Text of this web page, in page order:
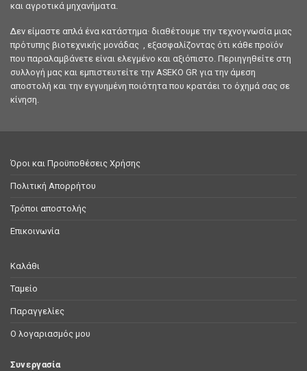
και αγροτικά μηχανήματα.
Δεν είμαστε απλά ένα κατάστημα· διαθέτουμε την τεχνογνωσία μιας
πρότυπης βιοτεχνικής μονάδας , εξασφαλίζοντας ότι κάθε προϊόν
που παραλαμβάνετε είναι ελεγμένο και αξιόπιστο. Περιηγηθείτε στη
συλλογή μας και εμπιστευτείτε την ASEKO GR για την άμεση
αποστολή και την εγγυημένη ποιότητα που κρατάει το όχημά σας σε
κίνηση.
Όροι και Προϋποθέσεις Χρήσης
Πολιτική Απορρήτου
Τρόποι αποστολής
Επικοινωνία
Καλάθι
Ταμείο
Παραγγελίες
Ο λογαριασμός μου
Συνεργασία